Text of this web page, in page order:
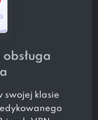
swojej klasie